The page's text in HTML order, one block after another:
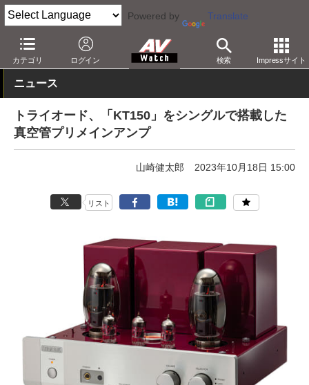
Powered by Translate
カテゴリ ログイン 検索 Impressサイト
AV Watch 製品 オーディオアンプ
ニュース
トライオード、「KT150」をシングルで搭載した
真空管プリメインアンプ
山崎健太郎 2023年10月18日 15:00
リスト